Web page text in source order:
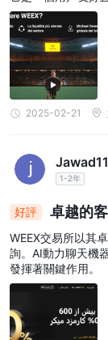
2025-02-21
1-2年
好評 卓越的
WEEX交易所以其
詢。AI動力聊天機
發揮著關鍵作用。